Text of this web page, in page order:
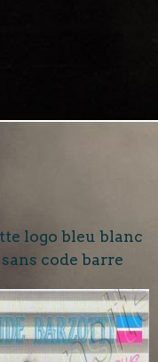
logo bleu blanc
code barre